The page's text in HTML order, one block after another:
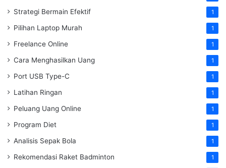
Strategi Bermain Efektif 1
Pilihan Laptop Murah 1
Freelance Online 1
Cara Menghasilkan Uang 1
Port USB Type-C 1
Latihan Ringan 1
Peluang Uang Online 1
Program Diet 1
Analisis Sepak Bola 1
Rekomendasi Raket Badminton 1